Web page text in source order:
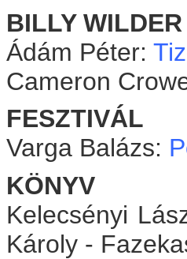
BILLY WILDER
Ádám Péter:
Cameron
FESZTIVÁL
Varga Balázs:
KÖNYV
Kelecsényi
Károly -